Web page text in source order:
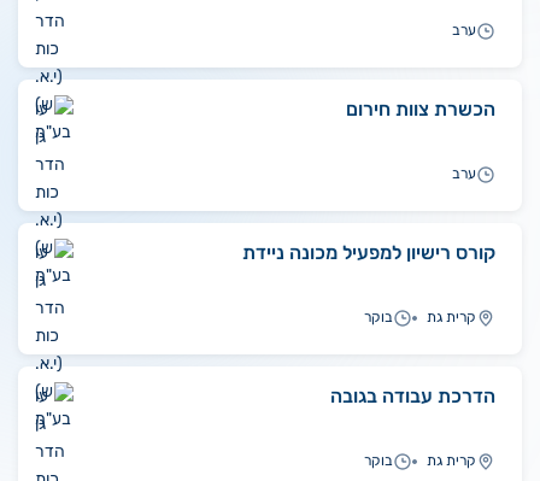
ערב
הכשרת צוות חירום
ערב
קורס רישיון למפעיל מכונה ניידת
קרית גת בוקר
הדרכת עבודה בגובה
קרית גת בוקר